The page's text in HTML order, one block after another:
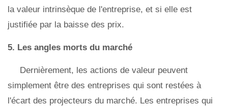
la valeur intrinsèque de l'entreprise, et si elle est
justifiée par la baisse des prix.
5. Les angles morts du marché
Dernièrement, les actions de valeur peuvent
simplement être des entreprises qui sont restées à
l'écart des projecteurs du marché. Les entreprises qui